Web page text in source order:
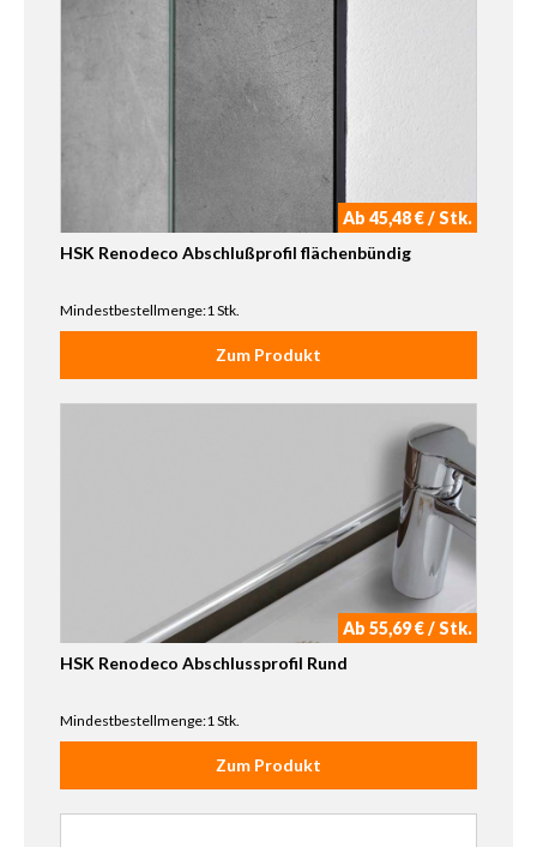
Ab 45,48 € / Stk.
HSK Renodeco Abschlußprofil flächenbündig
Mindestbestellmenge:1 Stk.
Zum Produkt
Ab 55,69 € / Stk.
HSK Renodeco Abschlussprofil Rund
Mindestbestellmenge:1 Stk.
Zum Produkt